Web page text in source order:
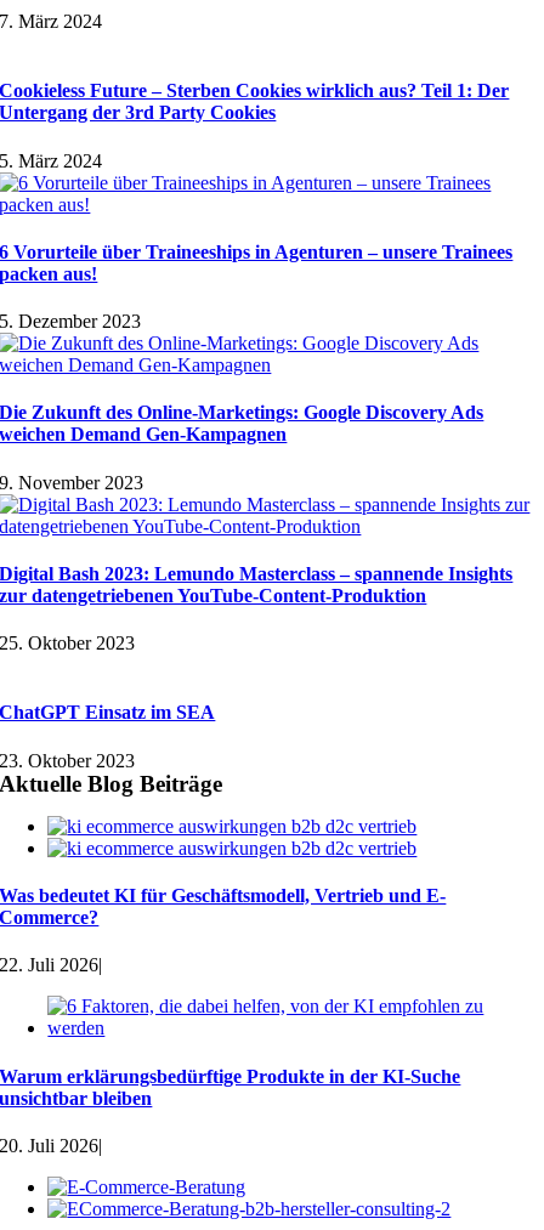
7. März 2024
Cookieless Future – Sterben Cookies wirklich aus? Teil 1: Der
Untergang der 3rd Party Cookies
5. März 2024
6 Vorurteile über Traineeships in Agenturen – unsere Trainees
packen aus!
5. Dezember 2023
Die Zukunft des Online-Marketings: Google Discovery Ads
weichen Demand Gen-Kampagnen
9. November 2023
Digital Bash 2023: Lemundo Masterclass – spannende Insights
zur datengetriebenen YouTube-Content-Produktion
25. Oktober 2023
ChatGPT Einsatz im SEA
23. Oktober 2023
Aktuelle Blog Beiträge
Was bedeutet KI für Geschäftsmodell, Vertrieb und E-
Commerce?
22. Juli 2026|
Warum erklärungsbedürftige Produkte in der KI-Suche
unsichtbar bleiben
20. Juli 2026|